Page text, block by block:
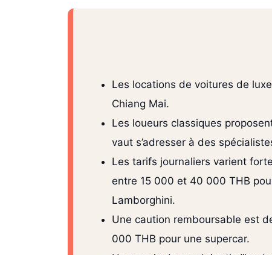
Les locations de voitures de
Chiang Mai.
Les loueurs classiques
vaut s’adresser à des
Les tarifs journaliers varient
entre 15 000 et 40 000 THB
Lamborghini.
Une caution remboursable est
000 THB pour une supercar.